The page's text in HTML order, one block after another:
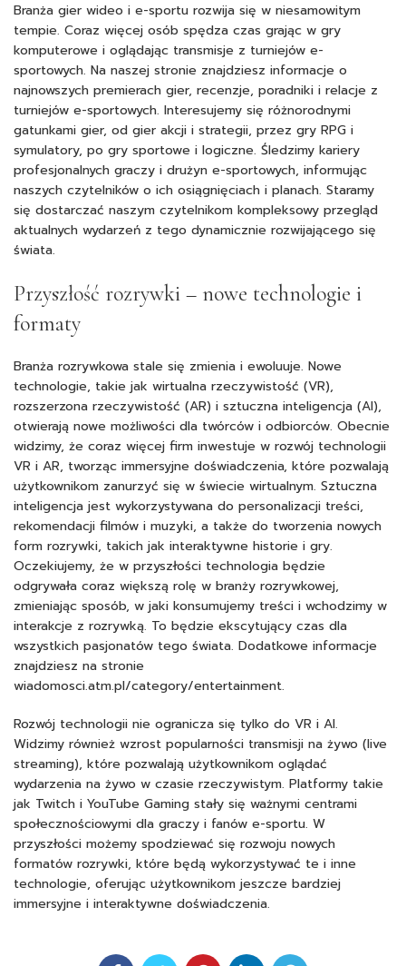
Branża gier wideo i e-sportu rozwija się w niesamowitym
tempie. Coraz więcej osób spędza czas grając w gry
komputerowe i oglądając transmisje z turniejów e-
sportowych. Na naszej stronie znajdziesz informacje o
najnowszych premierach gier, recenzje, poradniki i relacje z
turniejów e-sportowych. Interesujemy się różnorodnymi
gatunkami gier, od gier akcji i strategii, przez gry RPG i
symulatory, po gry sportowe i logiczne. Śledzimy kariery
profesjonalnych graczy i drużyn e-sportowych, informując
naszych czytelników o ich osiągnięciach i planach. Staramy
się dostarczać naszym czytelnikom kompleksowy przegląd
aktualnych wydarzeń z tego dynamicznie rozwijającego się
świata.
Przyszłość rozrywki – nowe technologie i
formaty
Branża rozrywkowa stale się zmienia i ewoluuje. Nowe
technologie, takie jak wirtualna rzeczywistość (VR),
rozszerzona rzeczywistość (AR) i sztuczna inteligencja (AI),
otwierają nowe możliwości dla twórców i odbiorców. Obecnie
widzimy, że coraz więcej firm inwestuje w rozwój technologii
VR i AR, tworząc immersyjne doświadczenia, które pozwalają
użytkownikom zanurzyć się w świecie wirtualnym. Sztuczna
inteligencja jest wykorzystywana do personalizacji treści,
rekomendacji filmów i muzyki, a także do tworzenia nowych
form rozrywki, takich jak interaktywne historie i gry.
Oczekiujemy, że w przyszłości technologia będzie
odgrywała coraz większą rolę w branży rozrywkowej,
zmieniając sposób, w jaki konsumujemy treści i wchodzimy w
interakcje z rozrywką. To będzie ekscytujący czas dla
wszystkich pasjonatów tego świata. Dodatkowe informacje
znajdziesz na stronie
wiadomosci.atm.pl/category/entertainment.
Rozwój technologii nie ogranicza się tylko do VR i AI.
Widzimy również wzrost popularności transmisji na żywo (live
streaming), które pozwalają użytkownikom oglądać
wydarzenia na żywo w czasie rzeczywistym. Platformy takie
jak Twitch i YouTube Gaming stały się ważnymi centrami
społecznościowymi dla graczy i fanów e-sportu. W
przyszłości możemy spodziewać się rozwoju nowych
formatów rozrywki, które będą wykorzystywać te i inne
technologie, oferując użytkownikom jeszcze bardziej
immersyjne i interaktywne doświadczenia.